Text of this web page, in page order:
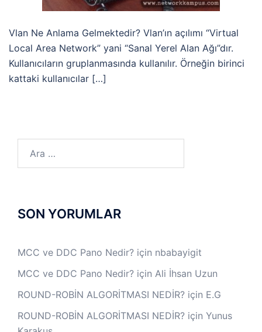
Vlan Ne Anlama Gelmektedir? Vlan’ın açılımı “Virtual
Local Area Network” yani “Sanal Yerel Alan Ağı”dır.
Kullanıcıların gruplanmasında kullanılır. Örneğin birinci
kattaki kullanıcılar […]
SON YORUMLAR
MCC ve DDC Pano Nedir? için nbabayigit
MCC ve DDC Pano Nedir? için Ali İhsan Uzun
ROUND-ROBİN ALGORİTMASI NEDİR? için E.G
ROUND-ROBİN ALGORİTMASI NEDİR? için Yunus